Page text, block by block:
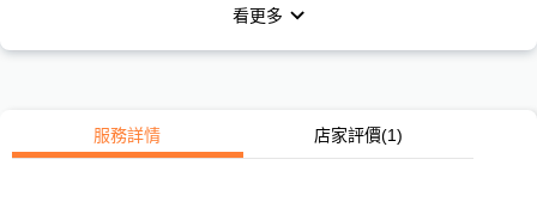
看更多
服務詳情 店家評價(1)